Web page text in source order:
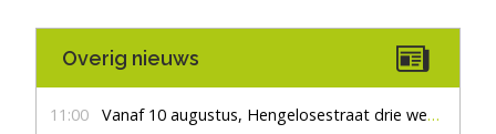
Overig nieuws
11:00 Vanaf 10 augustus, Hengelosestraat drie weken dicht voor doorgaand verkeer